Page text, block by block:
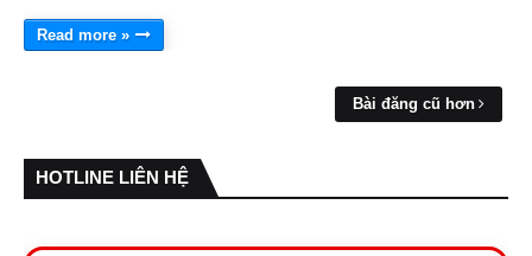
Read more »
Bài đăng cũ hơn
HOTLINE LIÊN HỆ